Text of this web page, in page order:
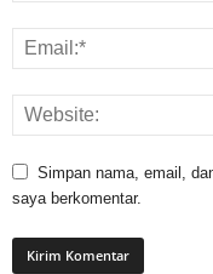
Simpan nama, email,
saya berkomentar.